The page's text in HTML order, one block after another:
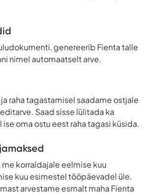
genereerib Fienta talle
nimel automaatselt arve.
raha tagastamisel saadame ostjale
Saad sisse lülitada ka
oma ostu eest raha tagasi küsida.
korraldajale eelmise kuu
kuu esimestel tööpäevadel üle.
arvestame esmalt maha Fienta